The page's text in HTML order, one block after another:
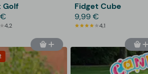
Golf
4,2
Fidget Cube
9,99 €
4,1